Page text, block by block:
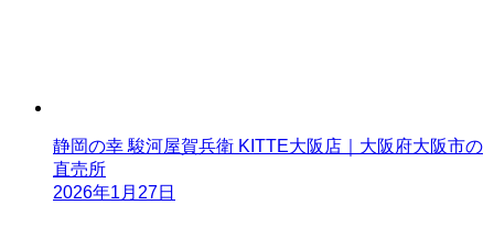
静岡の幸 駿河屋賀兵衛 KITTE大阪店｜大阪府大阪市の
直売所
2026年1月27日